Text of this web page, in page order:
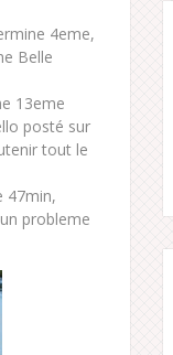
4eme,
Belle
13eme
posté sur
tout le
47min,
probleme